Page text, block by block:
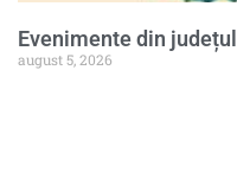
Evenimente din
august 5, 2026